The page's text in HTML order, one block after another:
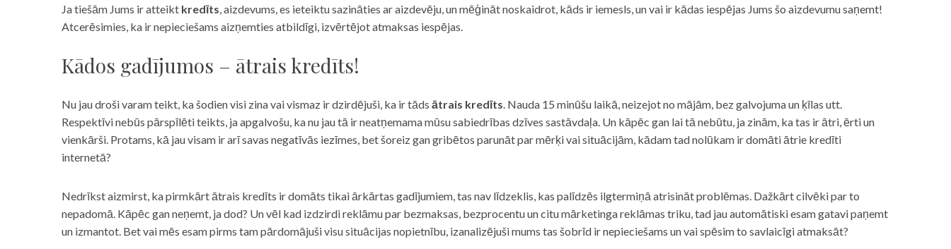
Ja tiešām Jums ir atteikt kredīts, aizdevums, es ieteiktu sazināties ar aizdevēju, un mēģināt noskaidrot, kāds ir iemesls, un vai ir kādas iespējas Jums šo aizdevumu saņemt!
Atcerēsimies, ka ir nepieciešams aizņemties atbildīgi, izvērtējot atmaksas iespējas.
Kādos gadījumos – ātrais kredīts!
Nu jau droši varam teikt, ka šodien visi zina vai vismaz ir dzirdējuši, ka ir tāds ātrais kredīts. Nauda 15 minūšu laikā, neizejot no mājām, bez galvojuma un ķīlas utt.
Respektīvi nebūs pārspīlēti teikts, ja apgalvošu, ka nu jau tā ir neatņemama mūsu sabiedrības dzīves sastāvdaļa. Un kāpēc gan lai tā nebūtu, ja zinām, ka tas ir ātri, ērti un
vienkārši. Protams, kā jau visam ir arī savas negatīvās iezīmes, bet šoreiz gan gribētos parunāt par mērķi vai situācijām, kādam tad nolūkam ir domāti ātrie kredīti
internetā?
Nedrīkst aizmirst, ka pirmkārt ātrais kredīts ir domāts tikai ārkārtas gadījumiem, tas nav līdzeklis, kas palīdzēs ilgtermiņā atrisināt problēmas. Dažkārt cilvēki par to
nepadomā. Kāpēc gan neņemt, ja dod? Un vēl kad izdzirdi reklāmu par bezmaksas, bezprocentu un citu mārketinga reklāmas triku, tad jau automātiski esam gatavi paņemt
un izmantot. Bet vai mēs esam pirms tam pārdomājuši visu situācijas nopietnību, izanalizējuši mums tas šobrīd ir nepieciešams un vai spēsim to savlaicīgi atmaksāt?